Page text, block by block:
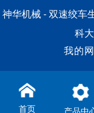
神华机械 - 双速绞车
科
我的
首页